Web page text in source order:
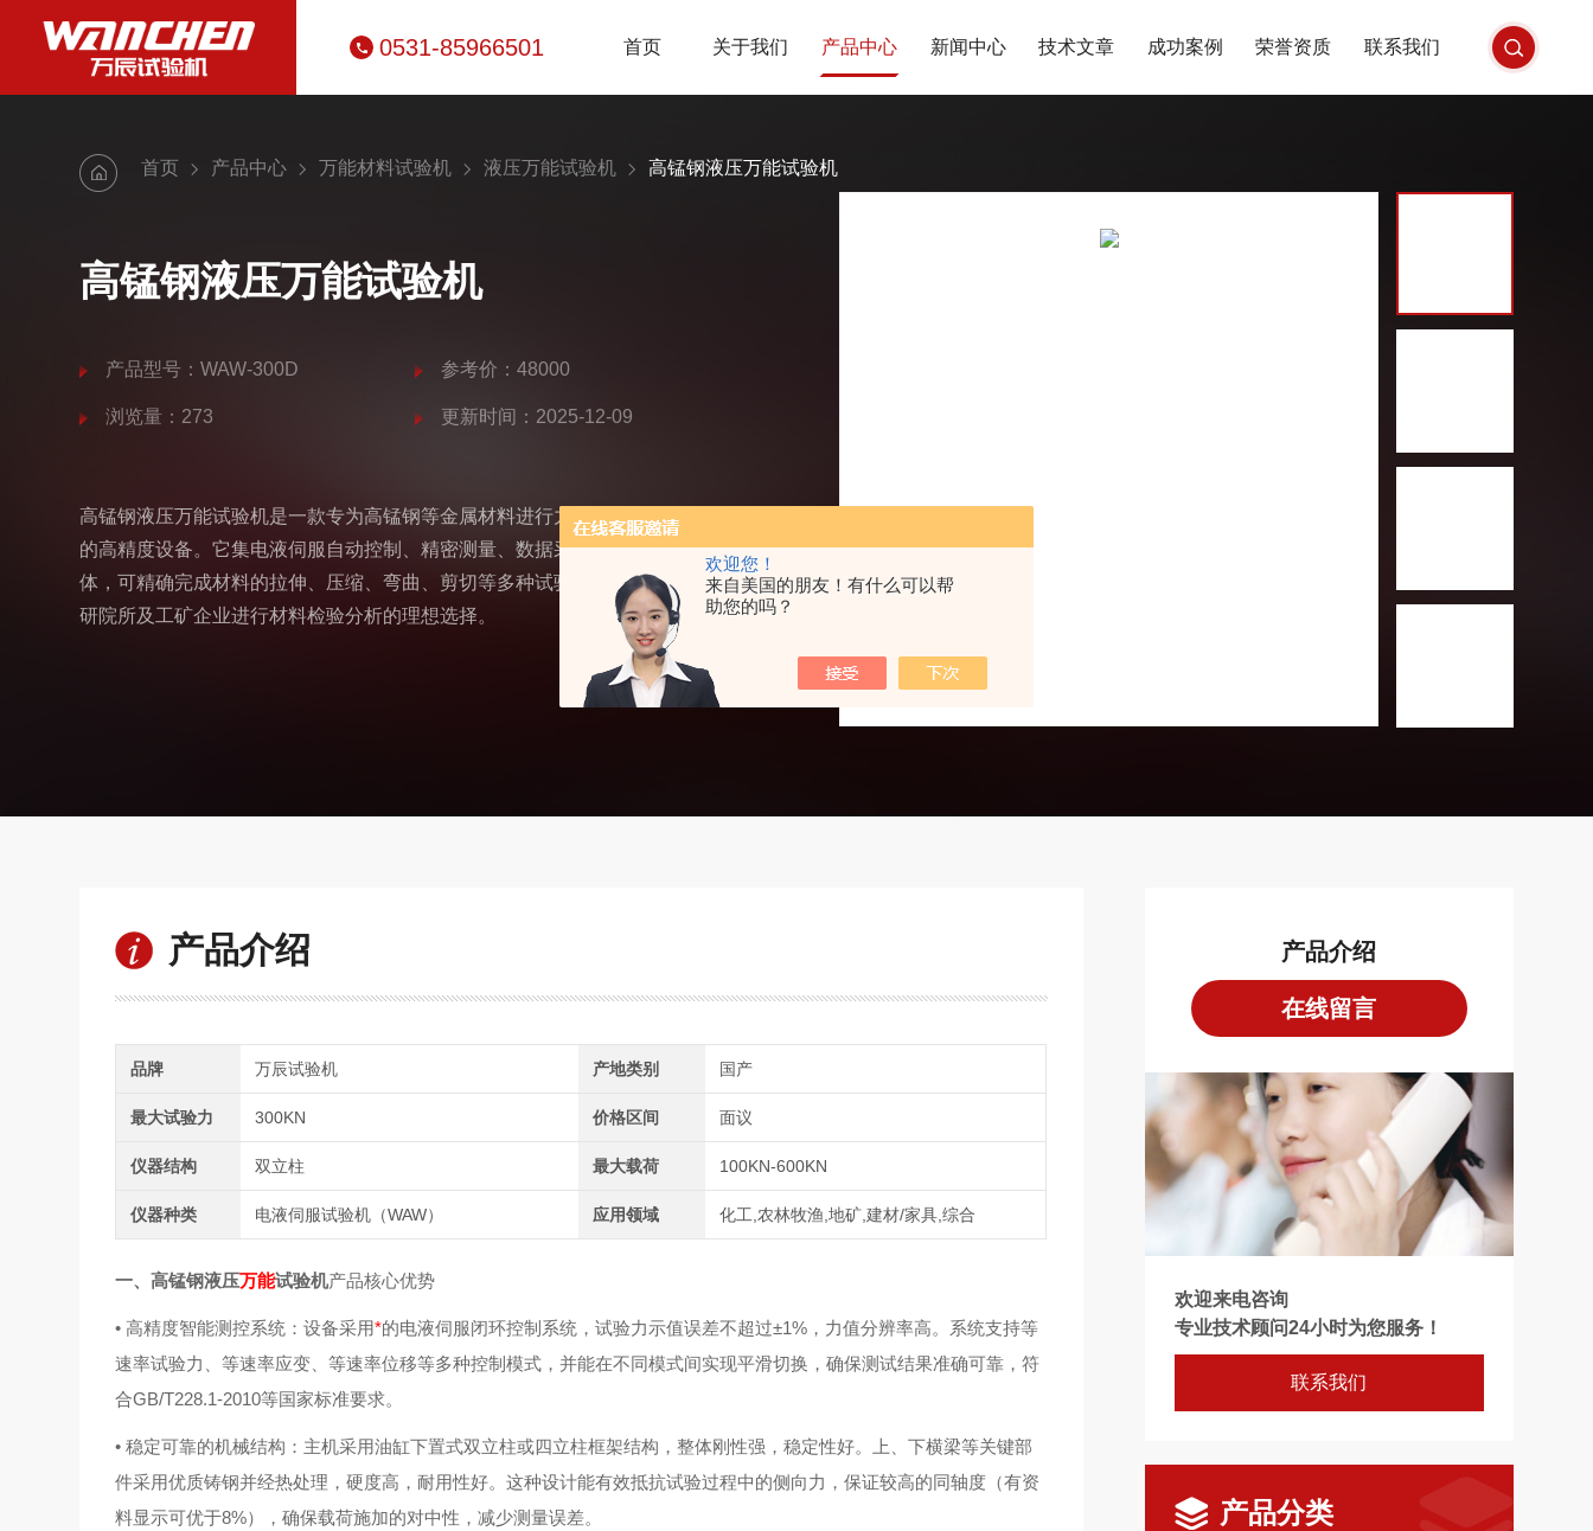
欢迎您！
来自美国的朋友！有什么可以帮
助您的吗？
0531-85966501 首页 关于我们 产品中心 新闻中心 技术文章 成功案例 荣誉资质 联系我们
首页 产品中心 万能材料试验机 液压万能试验机 高锰钢液压万能试验机
高锰钢液压万能试验机
产品型号：WAW-300D 参考价：48000
浏览量：273 更新时间：2025-12-09
高锰钢液压万能试验机是一款专为高锰钢等金属材料进行力学性能测试而设计
的高精度设备。它集电液伺服自动控制、精密测量、数据采集与处理功能于一
体，可精确完成材料的拉伸、压缩、弯曲、剪切等多种试验，是质检部门、科
研院所及工矿企业进行材料检验分析的理想选择。
产品介绍
品牌 万辰试验机 产地类别 国产
最大试验力 300KN 价格区间 面议
仪器结构 双立柱 最大载荷 100KN-600KN
仪器种类 电液伺服试验机（WAW） 应用领域 化工,农林牧渔,地矿,建材/家具,综合
一、高锰钢液压万能试验机产品核心优势
• 高精度智能测控系统：设备采用*的电液伺服闭环控制系统，试验力示值误差不超过±1% ，力值分辨率高。系统支持等
速率试验力、等速率应变、等速率位移等多种控制模式，并能在不同模式间实现平滑切换，确保测试结果准确可靠，符
合GB/T228.1-2010等国家标准要求。
• 稳定可靠的机械结构：主机采用油缸下置式双立柱或四立柱框架结构，整体刚性强，稳定性好。上、下横梁等关键部
件采用优质铸钢并经热处理，硬度高，耐用性好。这种设计能有效抵抗试验过程中的侧向力，保证较高的同轴度（有资
料显示可优于8%），确保载荷施加的对中性，减少测量误差。
产品介绍
在线留言
欢迎来电咨询
专业技术顾问24小时为您服务！
联系我们
产品分类